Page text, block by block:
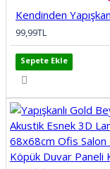
99,99TL
Sepete Ekle